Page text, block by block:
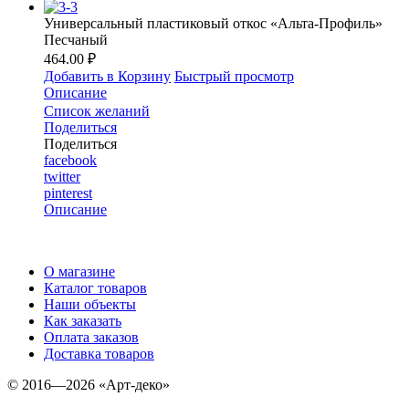
Универсальный пластиковый откос «Альта-Профиль»
Песчаный
464.00 ₽
Добавить в Корзину Быстрый просмотр
Описание
Список желаний
Поделиться
Поделиться
facebook
twitter
pinterest
Описание
О магазине
Каталог товаров
Наши объекты
Как заказать
Оплата заказов
Доставка товаров
© 2016—2026 «Арт-деко»